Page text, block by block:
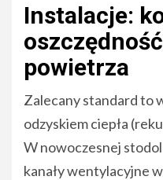
Instalacje:
powietrza
Zalecany standard to
odzyskiem ciepła
W nowoczesnej
kanały wentylacyjne